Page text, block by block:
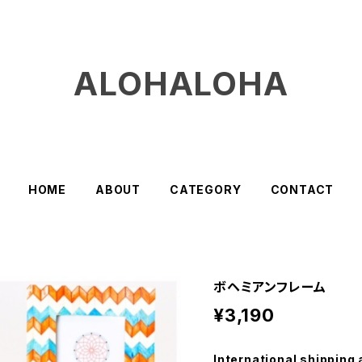
ALOHALOHA
HOME ABOUT CATEGORY CONTACT
ボヘミアンフレーム
¥3,190
International shipping